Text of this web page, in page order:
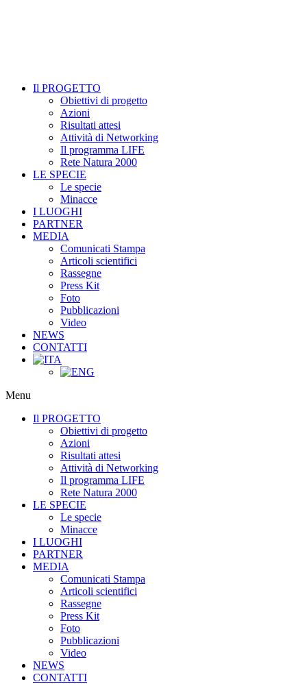
Il PROGETTO
Obiettivi di progetto
Azioni
Risultati attesi
Attività di Networking
Il programma LIFE
Rete Natura 2000
LE SPECIE
Le specie
Minacce
I LUOGHI
PARTNER
MEDIA
Comunicati Stampa
Articoli scientifici
Rassegne
Press Kit
Foto
Pubblicazioni
Video
NEWS
CONTATTI
Menu
Il PROGETTO
Obiettivi di progetto
Azioni
Risultati attesi
Attività di Networking
Il programma LIFE
Rete Natura 2000
LE SPECIE
Le specie
Minacce
I LUOGHI
PARTNER
MEDIA
Comunicati Stampa
Articoli scientifici
Rassegne
Press Kit
Foto
Pubblicazioni
Video
NEWS
CONTATTI